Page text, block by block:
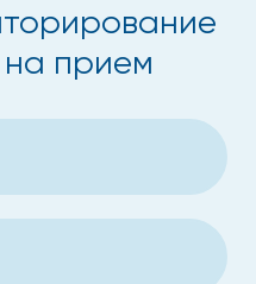
давления наши
следующих параметрах:
когда пациент
суток.
в ночной и дневной
подтверждения
прием